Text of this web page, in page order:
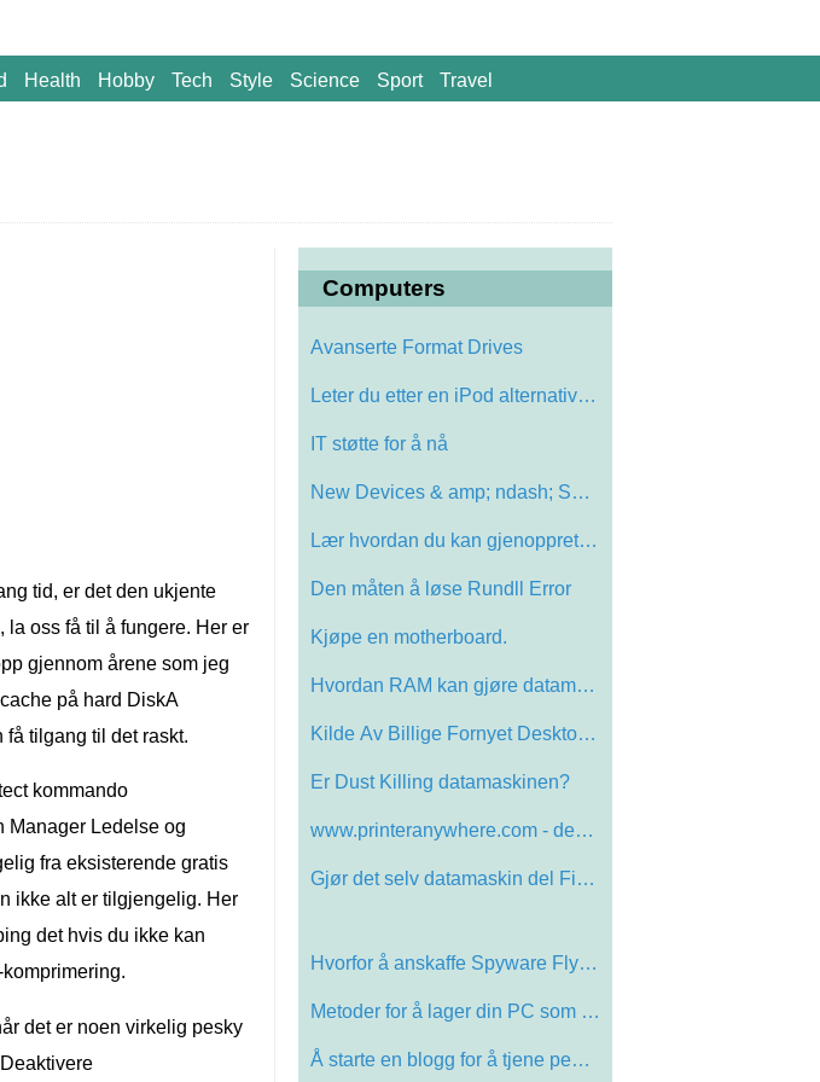
Health Hobby Tech Style Science Sport Travel
tid, er det den ukjente
la oss få til å fungere. Her er
gjennom årene som jeg
på hard DiskA
få tilgang til det raskt.
kommando
Manager Ledelse og
fra eksisterende gratis
ikke alt er tilgjengelig. Her
det hvis du ikke kan
det er noen virkelig pesky
Computers
Avanserte Format Drives
Leter du etter en iPod alternativ? Sjekk…
IT støtte for å nå
New Devices & amp; ndash; Seks Ideas
Lær hvordan du kan gjenopprette en slet…
Den måten å løse Rundll Error
Kjøpe en motherboard.
Hvordan RAM kan gjøre datamaskinen Run …
Kilde Av Billige Fornyet Desktop, er hov…
Er Dust Killing datamaskinen?
www.printeranywhere.com - den beste serv…
Gjør det selv datamaskin del Five: Din …
Hvorfor å anskaffe Spyware Flytting Pro…
Metoder for å lager din PC som Swift Å…
Å starte en blogg for å tjene penger